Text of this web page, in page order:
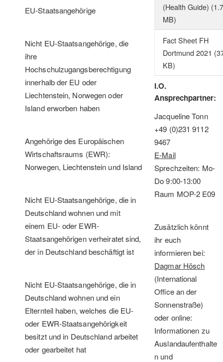
EU-Staatsangehörige
Nicht EU-Staatsangehörige, die
ihre
Hochschulzugangsberechtigung
innerhalb der EU oder
Liechtenstein, Norwegen oder
Island erworben haben
Angehörige des Europäischen
Wirtschaftsraums (EWR):
Norwegen, Liechtenstein und Island
Nicht EU-Staatsangehörige, die in
Deutschland wohnen und mit
einem EU- oder EWR-
Staatsangehörigen verheiratet sind,
der in Deutschland beschäftigt ist
Nicht EU-Staatsangehörige, die in
Deutschland wohnen und ein
Elternteil haben, welches die EU-
oder EWR-Staatsangehörigkeit
besitzt und in Deutschland arbeitet
oder gearbeitet hat
(Health Guide)
MB)
Fact Sheet FH
Dortmund 2021
KB)
I.O.
Ansprechpartner
Jacqueline Tonn
+49 (0)231 9112
9467
E-Mail
Sprechzeiten: Mo-
Do 9:00-13:00
Raum MOP-2 E09
Zusätzlich könnt
ihr euch
informieren bei:
Dagmar Hösch
(International
Office an der
Sonnenstraße)
oder online:
Informationen zu
Auslandaufenthalte
n und